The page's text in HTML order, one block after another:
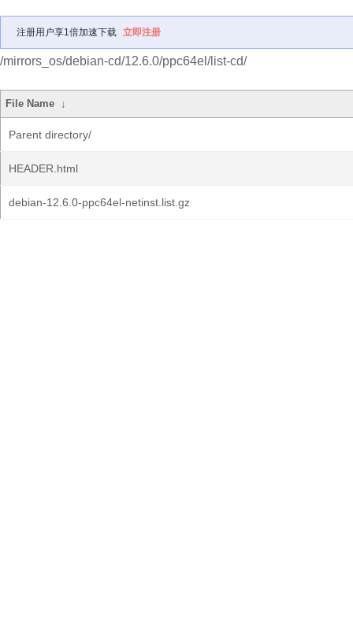
注册用户享1倍加速下载 立即注册
/mirrors_os/debian-cd/12.6.0/ppc64el/list-cd/
File Name ↓
Parent directory/
HEADER.html
debian-12.6.0-ppc64el-netinst.list.gz